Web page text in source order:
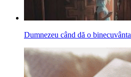
Dumnezeu când dă o